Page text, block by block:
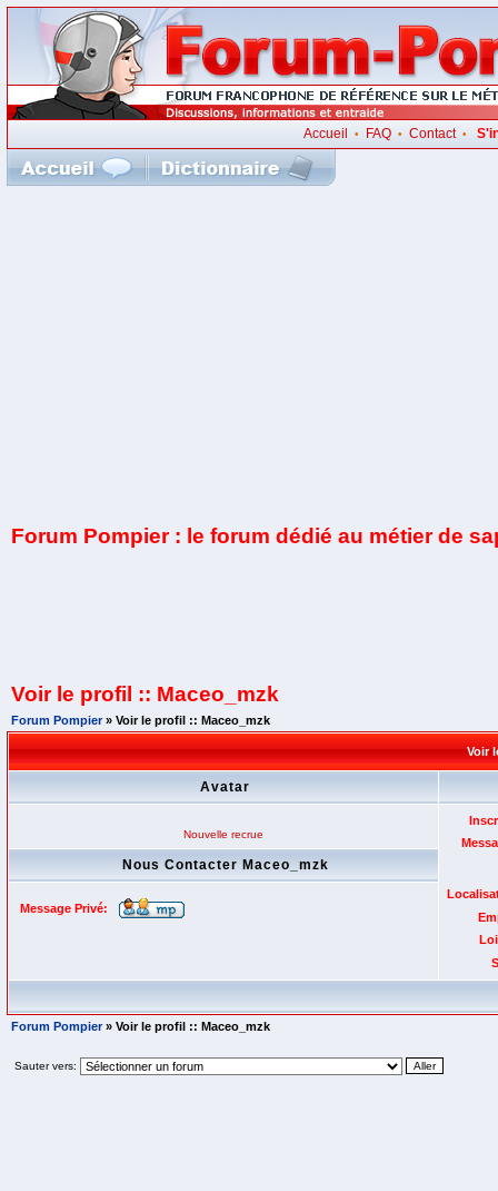
Accueil • FAQ •Contact•
Forum Pompier : le forum dédié au métier de
Voir le profil :: Maceo_mzk
Forum Pompier» Voir le profil :: Maceo_mzk
Voir
Avatar
Nouvelle recrue
Nous Contacter Maceo_mzk
Message Privé:
Forum Pompier» Voir le profil :: Maceo_mzk
Sauter vers: